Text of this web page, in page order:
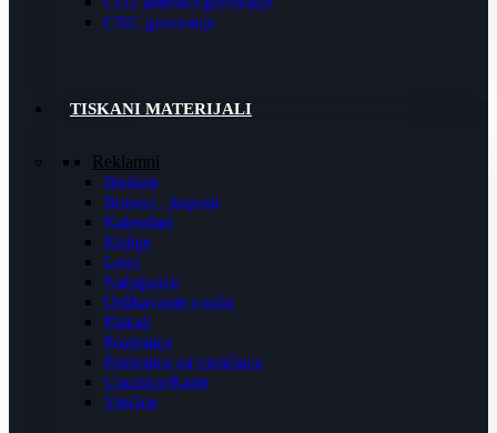
CNC graviranje
TISKANI MATERIJALI
Reklamni
Brošure
Bonovi - kuponi
Kalendari
Knjige
Letci
Naljepnice
Oslikavanje vozila
Plakati
Pozivnice
Pozivnice za vjenčanja
Ulaznice/Karte
Vrećice